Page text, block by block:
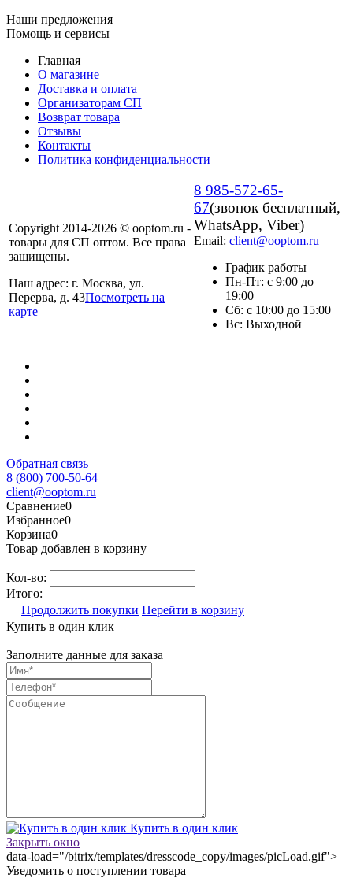
Наши предложения
Помощь и сервисы
Главная
О магазине
Доставка и оплата
Организаторам СП
Возврат товара
Отзывы
Контакты
Политика конфиденциальности
Copyright 2014-2026 © ooptom.ru -
товары для СП оптом. Все права
защищены.
Наш адрес: г. Москва, ул.
Перерва, д. 43Посмотреть на
карте
8 985-572-65-
67(звонок бесплатный,
WhatsApp, Viber)
Email: client@ooptom.ru
График работы
Пн-Пт: с 9:00 до
19:00
Сб: с 10:00 до 15:00
Вс: Выходной
Обратная связь
8 (800) 700-50-64
client@ooptom.ru
Сравнение0
Избранное0
Корзина0
Товар добавлен в корзину
Кол-во:
Итого:
Продолжить покупки Перейти в корзину
Купить в один клик
Заполните данные для заказа
Купить в один клик
Закрыть окно
data-load="/bitrix/templates/dresscode_copy/images/picLoad.gif">
Уведомить о поступлении товара